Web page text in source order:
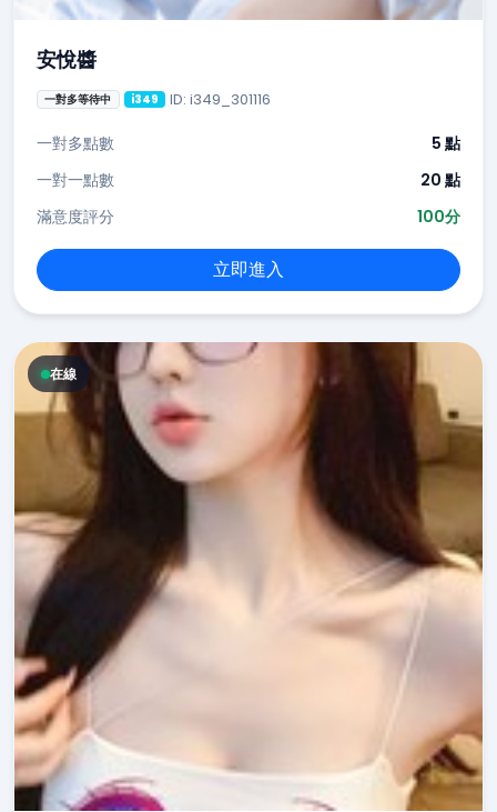
安悅醬
一對多等待中 i349 ID: i349_301116
一對多點數
5 點
一對一點數
20 點
滿意度評分
100分
立即進入
在線